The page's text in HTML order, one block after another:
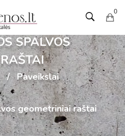
0
SPALVOS
Paveikslai
geometriniai raštai